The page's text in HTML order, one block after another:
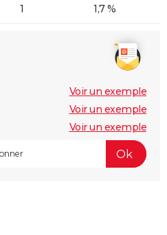
1 1,7 %
Voir un exemple
Voir un exemple
Voir un exemple